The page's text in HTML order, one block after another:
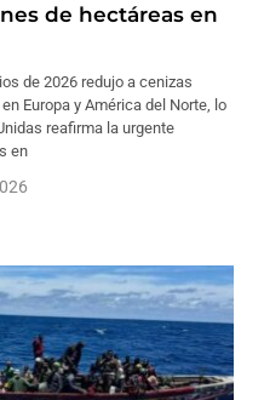
de hectáreas en
de 2026 redujo a cenizas
Europa y América del Norte, lo
reafirma la urgente
en